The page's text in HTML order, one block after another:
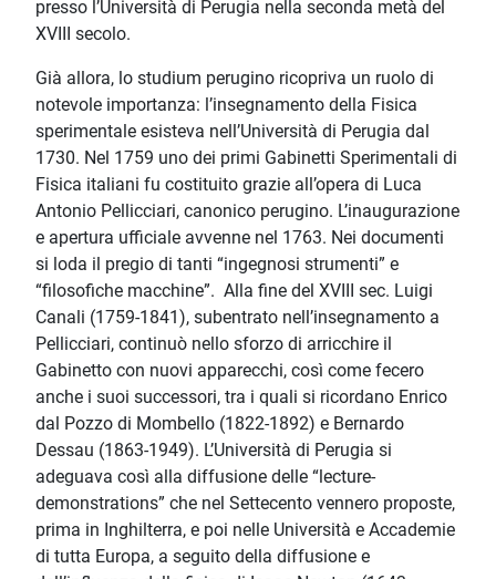
presso l’Università di Perugia nella seconda metà del
XVIII secolo.
Già allora, lo studium perugino ricopriva un ruolo di
notevole importanza: l’insegnamento della Fisica
sperimentale esisteva nell’Università di Perugia dal
1730. Nel 1759 uno dei primi Gabinetti Sperimentali di
Fisica italiani fu costituito grazie all’opera di Luca
Antonio Pellicciari, canonico perugino. L’inaugurazione
e apertura ufficiale avvenne nel 1763. Nei documenti
si loda il pregio di tanti “ingegnosi strumenti” e
“filosofiche macchine”. Alla fine del XVIII sec. Luigi
Canali (1759-1841), subentrato nell’insegnamento a
Pellicciari, continuò nello sforzo di arricchire il
Gabinetto con nuovi apparecchi, così come fecero
anche i suoi successori, tra i quali si ricordano Enrico
dal Pozzo di Mombello (1822-1892) e Bernardo
Dessau (1863-1949). L’Università di Perugia si
adeguava così alla diffusione delle “lecture-
demonstrations” che nel Settecento vennero proposte,
prima in Inghilterra, e poi nelle Università e Accademie
di tutta Europa, a seguito della diffusione e